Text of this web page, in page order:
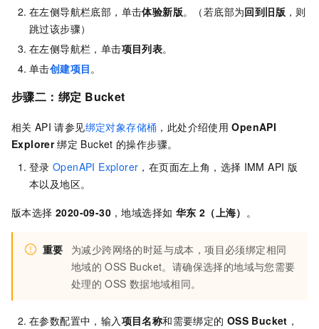
在左侧导航栏底部，单击体验新版。（若底部为回到旧版 ，则
跳过该步骤）
在左侧导航栏，单击项目列表。
单击创建项目。
步骤二：绑定 Bucket
相关 API 请参见绑定对象存储桶 ，此处介绍使用 OpenAPI
Explorer 绑定 Bucket 的操作步骤。
登录 OpenAPI Explorer ，在页面左上角，选择 IMM API 版
本以及地区。
版本选择 2020-09-30 ，地域选择如 华东 2（上海） 。
重要
为减少跨网络的时延与成本，项目必须绑定相同
地域的 OSS Bucket。请确保选择的地域与您需要
处理的 OSS 数据地域相同。
在参数配置中，输入 项目名称和需要绑定的 OSS Bucket ，